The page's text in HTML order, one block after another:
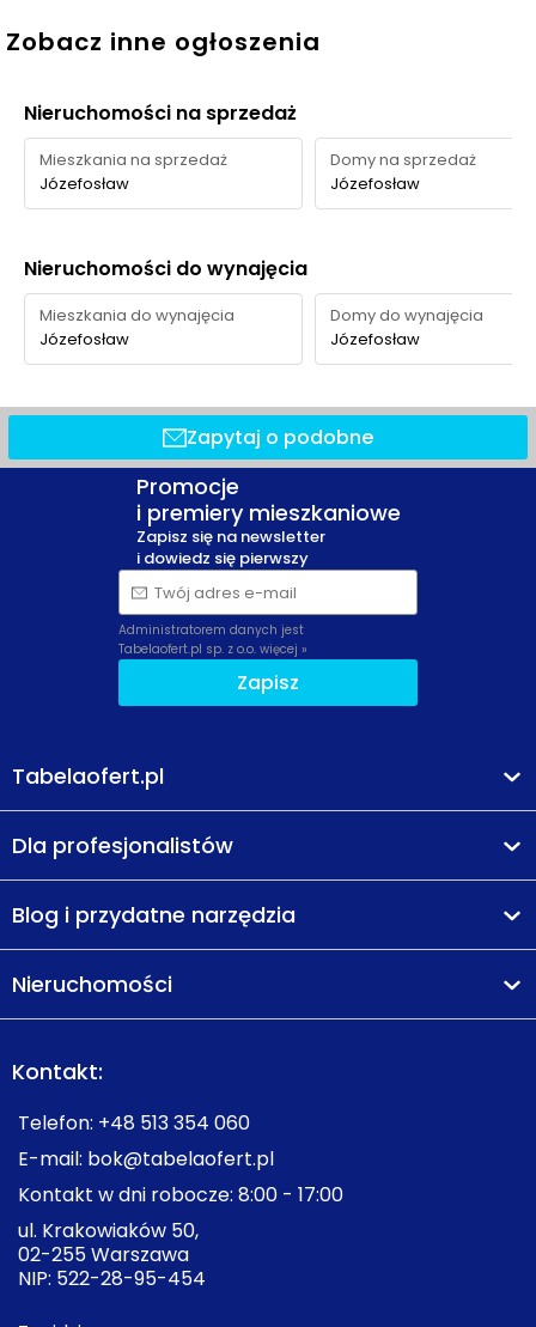
Zobacz inne ogłoszenia
Nieruchomości na sprzedaż
Mieszkania na sprzedaż
Józefosław
Domy na sprzedaż
Józefosław
Nieruchomości do wynajęcia
Mieszkania do wynajęcia
Józefosław
Domy do wynajęcia
Józefosław
Zapytaj o podobne
Promocje
i premiery mieszkaniowe
Zapisz się na newsletter
i dowiedz się pierwszy
Twój adres e-mail
Administratorem danych jest
Tabelaofert.pl sp. z o.o. więcej »
Zapisz
Tabelaofert.pl
Dla profesjonalistów
Blog i przydatne narzędzia
Nieruchomości
Kontakt:
Telefon: +48 513 354 060
E-mail: bok@tabelaofert.pl
Kontakt w dni robocze: 8:00 - 17:00
ul. Krakowiaków 50,
02-255 Warszawa
NIP: 522-28-95-454